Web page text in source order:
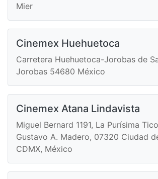
Mier
Cinemex Huehuetoca
Carretera Huehuetoca-Jorobas de
Jorobas 54680 México
Cinemex Atana Lindavista
Miguel Bernard 1191, La Purísima
Gustavo A. Madero, 07320 Ciudad
CDMX, México